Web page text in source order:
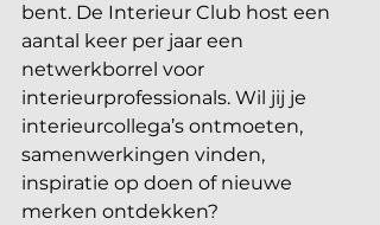
bent. De Interieur Club host een
aantal keer per jaar een
netwerkborrel voor
interieurprofessionals. Wil jij je
interieurcollega’s ontmoeten,
samenwerkingen vinden,
inspiratie op doen of nieuwe
merken ontdekken?